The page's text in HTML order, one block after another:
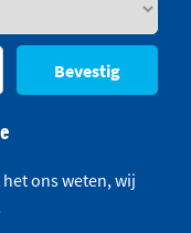
Bevestig
ons weten, wij